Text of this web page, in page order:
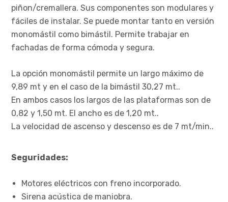
piñon/cremallera. Sus componentes son modulares y
fáciles de instalar. Se puede montar tanto en versión
monomástil como bimástil. Permite trabajar en
fachadas de forma cómoda y segura.
La opción monomástil permite un largo máximo de
9,89 mt y en el caso de la bimástil 30,27 mt..
En ambos casos los largos de las plataformas son de
0,82 y 1,50 mt. El ancho es de 1,20 mt..
La velocidad de ascenso y descenso es de 7 mt/min..
Seguridades:
Motores eléctricos con freno incorporado.
Sirena acústica de maniobra.